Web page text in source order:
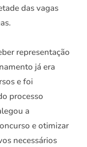
das vagas
representação
já era
e foi
processo
a
e otimizar
necessários